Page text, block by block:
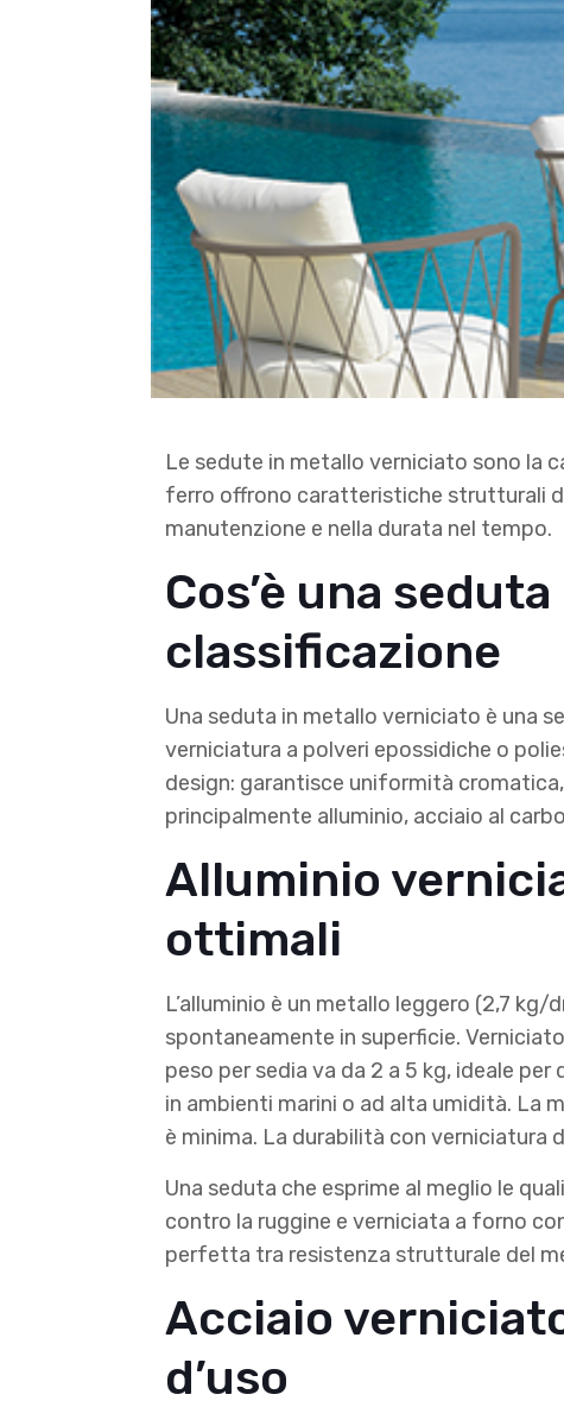
Le sedute in metallo verniciato sono la
ferro offrono caratteristiche strutturali
manutenzione e nella durata nel tempo.
Cos’è una
classificazione
Una seduta in metallo verniciato è una
verniciatura a polveri epossidiche o
design: garantisce uniformità
principalmente alluminio, acciaio al
Alluminio
ottimali
L’alluminio è un metallo leggero (2,7
spontaneamente in superficie.
peso per sedia va da 2 a 5 kg, ideale
in ambienti marini o ad alta umidità. La
è minima. La durabilità con verniciatura
Una seduta che esprime al meglio le
contro la ruggine e verniciata a forno
perfetta tra resistenza strutturale del
Acciaio
d’uso